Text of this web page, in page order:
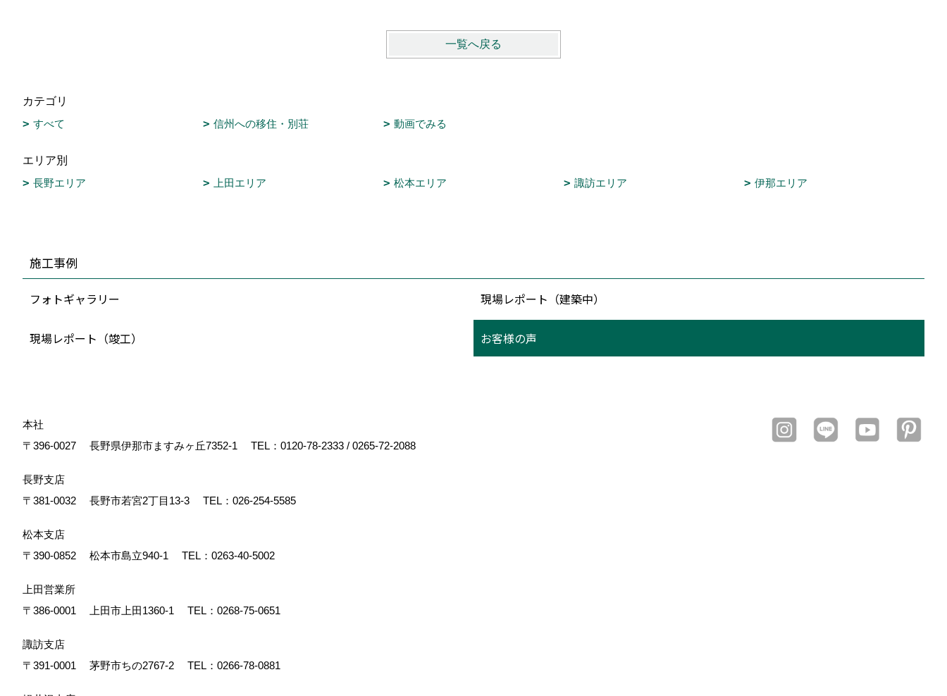
一覧へ戻る
カテゴリ
すべて
信州への移住・別荘 動画でみる
エリア別
長野エリア
上田エリア 松本エリア 諏訪エリア 伊那エリア
施工事例
フォトギャラリー 現場レポート（建築中）
現場レポート（竣工） お客様の声
本社
〒396-0027
長野県伊那市ますみヶ丘7352-1 TEL： 0120-78-2333 / 0265-72-2088
長野支店
〒381-0032
長野市若宮2丁目13-3 TEL： 026-254-5585
松本支店
〒390-0852
松本市島立940-1 TEL： 0263-40-5002
上田営業所
〒386-0001
上田市上田1360-1 TEL： 0268-75-0651
諏訪支店
〒391-0001
茅野市ちの2767-2 TEL： 0266-78-0881